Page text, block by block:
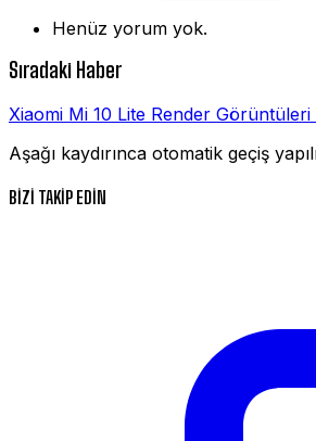
Henüz yorum yok.
Sıradaki Haber
Xiaomi Mi 10 Lite Render Görüntüleri
Aşağı kaydırınca otomatik geçiş
BİZİ TAKİP EDİN